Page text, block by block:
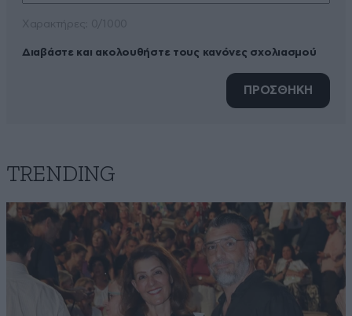
Διαβάστε και ακολουθήστε τους κανόνες σχολιασμού
ΠΡΟΣΘΗΚΗ
TRENDING